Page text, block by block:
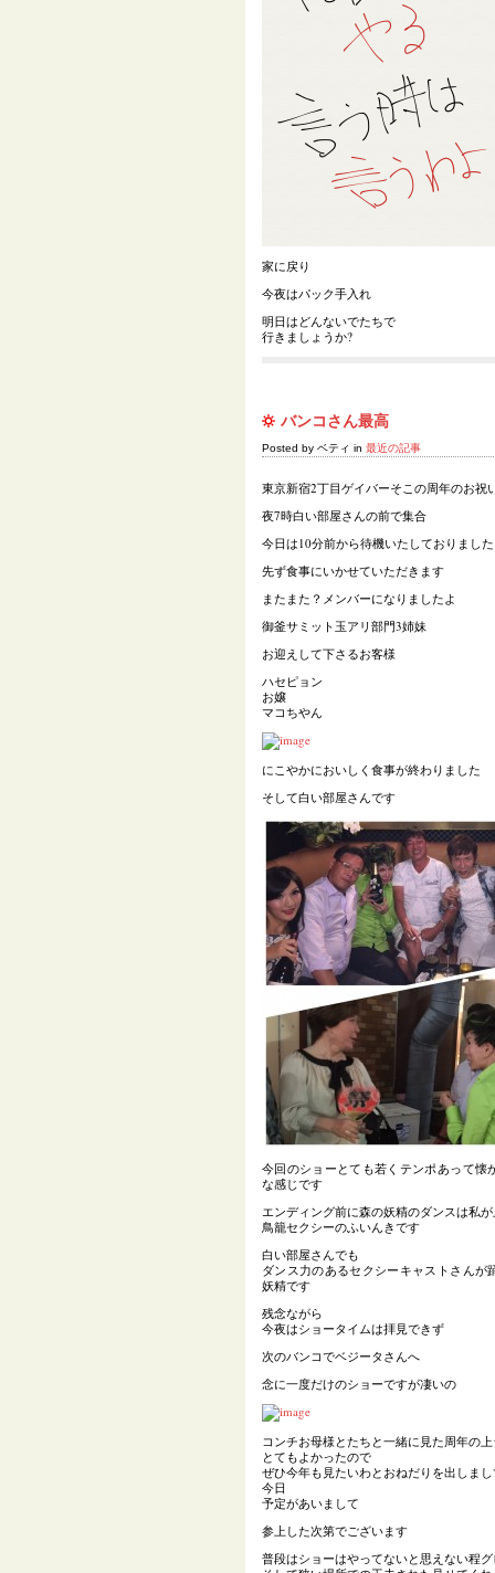
家に戻り
今夜はパック手入れ
明日はどんないでたちで
行きましょうか?
バンコさん最高
Posted by ベティ in 最近の記事
東京新宿2丁目ゲイバーそこの周年のお祝
夜7時白い部屋さんの前で集合
今日は10分前から待機いたしておりました
先ず食事にいかせていただきます
またまた？メンバーになりましたよ
御釜サミット玉アリ部門3姉妹
お迎えして下さるお客様
ハセピョン
お嬢
マコちやん
にこやかにおいしく食事が終わりました
そして白い部屋さんです
今回のショーとても若くテンポあって懐
な感じです
エンディング前に森の妖精のダンスは私
鳥籠セクシーのふいんきです
白い部屋さんでも
ダンス力のあるセクシーキャストさんが
妖精です
残念ながら
今夜はショータイムは拝見できず
次のバンコでベジータさんへ
念に一度だけのショーですが凄いの
コンチお母様とたちと一緒に見た周年の
とてもよかったので
ぜひ今年も見たいわとおねだりを出しま
今日
予定があいまして
参上した次第でございます
普段はショーはやってないと思えない程